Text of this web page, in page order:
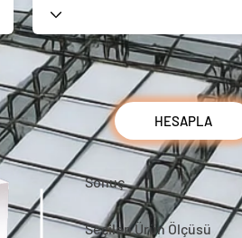
Sonuç
Seçilen Ürün Ölçüsü
HESAPLA